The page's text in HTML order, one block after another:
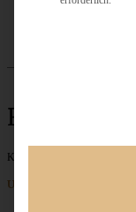
Roggenbrot
Keine Beiträge gefunden
Unternehmen